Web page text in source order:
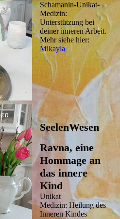
Schamanin-Unikat-
Medizin:
Unterstützung bei
deiner inneren Arbeit.
Mehr siehe hier:
Mikayla
SeelenWesen
Ravna, eine
Hommage an
das innere
Kind
Unikat
Medizin: Heilung des
Inneren Kindes